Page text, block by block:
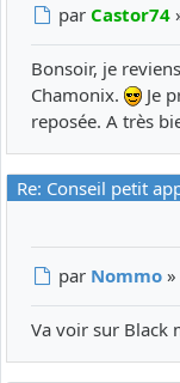
Message
par Castor74
Bonsoir, je
Chamonix.
Je
reposée. A très
Re: Conseil petit
Message
par Nommo »
Va voir sur Black